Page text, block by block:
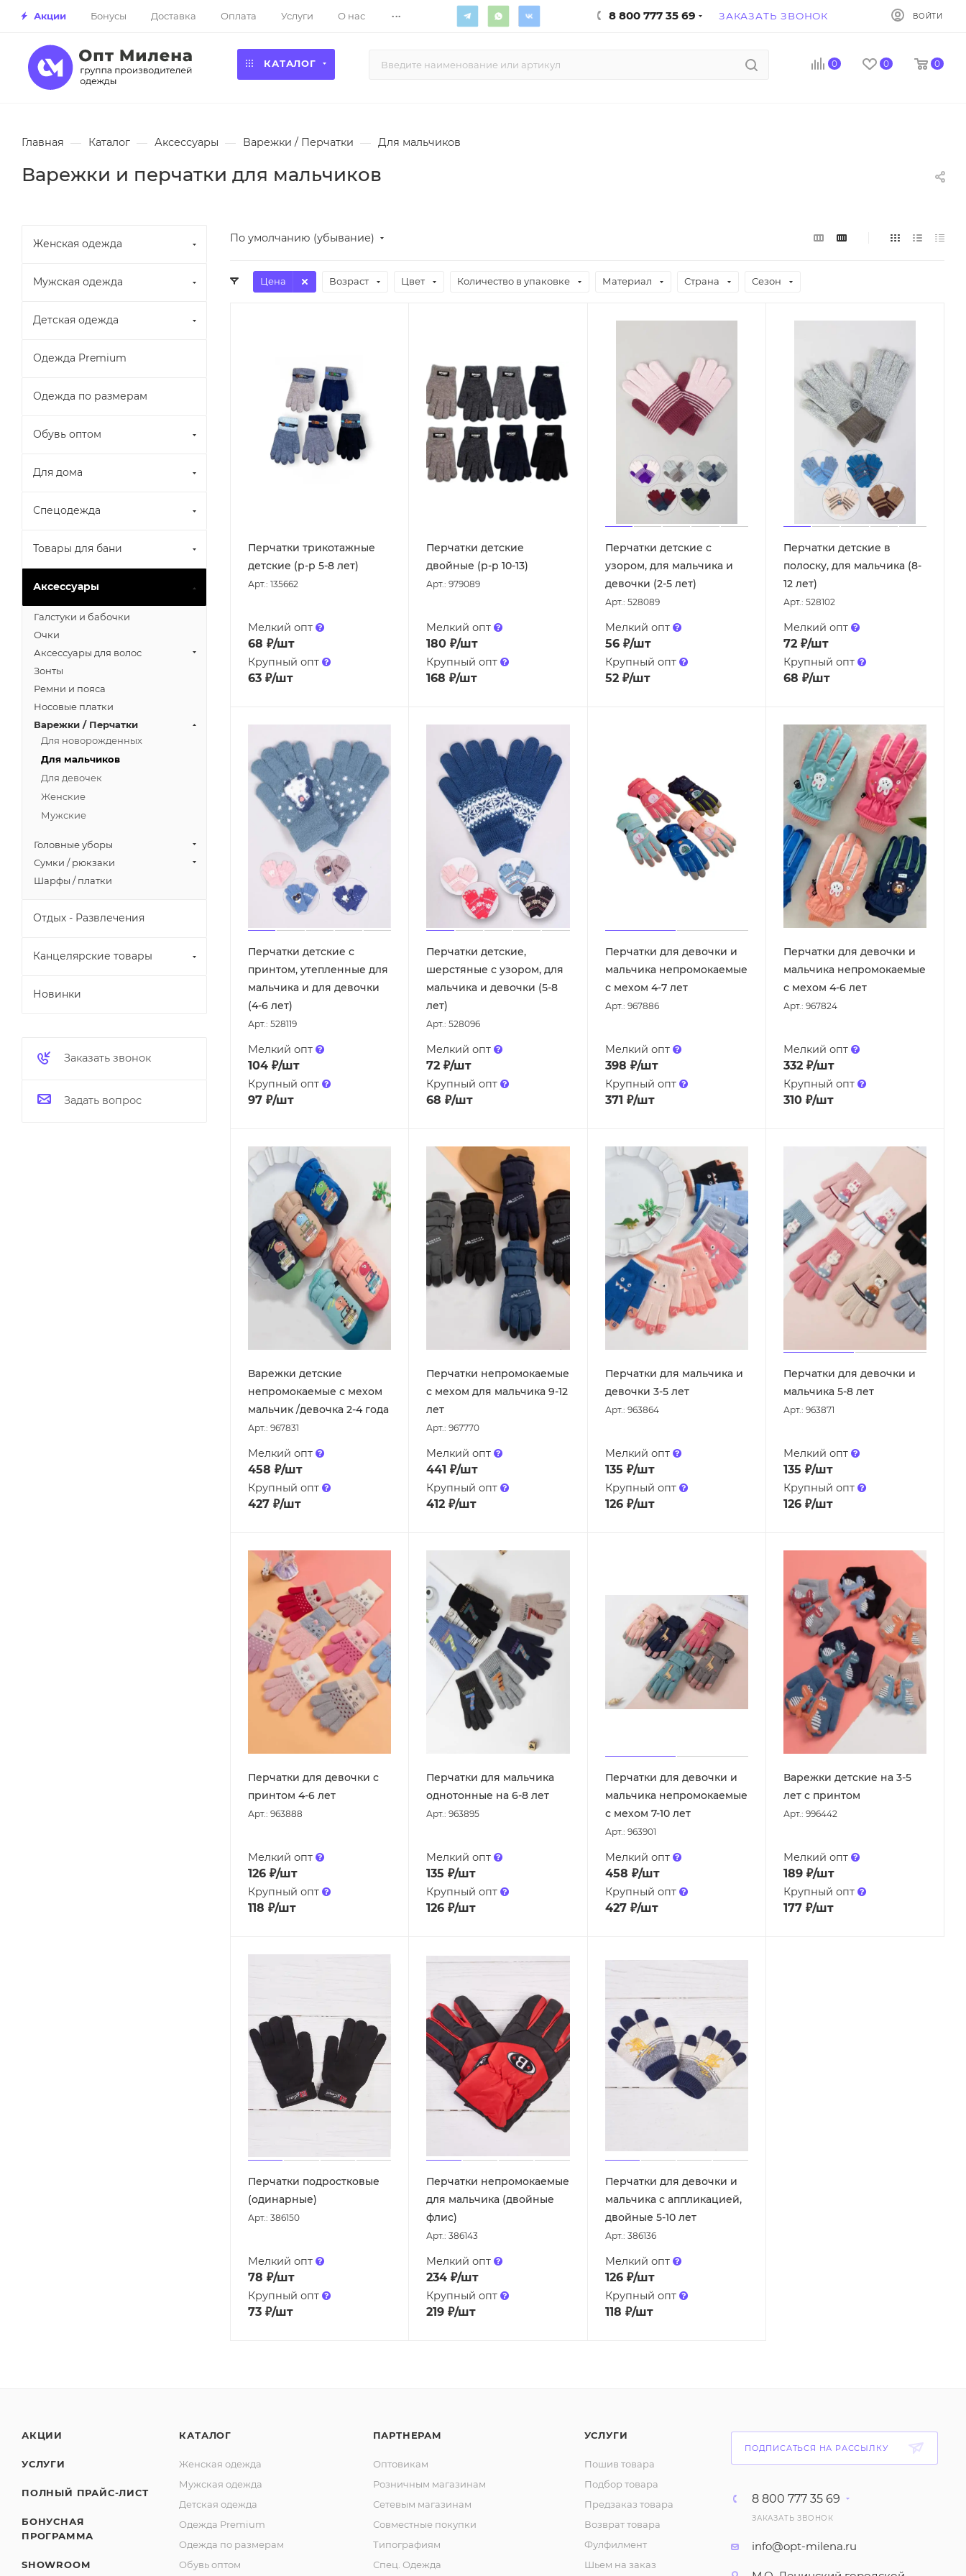
Акции Бонусы Доставка Оплата Услуги О нас ... 8 800 777 35 69 ЗАКАЗАТЬ ЗВОНОК ВОЙТИ
КАТАЛОГ 0 0 0
Главная — Каталог — Аксессуары — Варежки / Перчатки — Для мальчиков
Варежки и перчатки для мальчиков
По умолчанию (убывание)
Цена Возраст Цвет Количество в упаковке Материал Страна Сезон
Перчатки трикотажные
детские (р-р 5-8 лет)
Арт.: 135662
Мелкий опт
68 ₽/шт
Крупный опт
63 ₽/шт
Перчатки детские
двойные (р-р 10-13)
Арт.: 979089
Мелкий опт
180 ₽/шт
Крупный опт
168 ₽/шт
Перчатки детские с
узором, для мальчика и
девочки (2-5 лет)
Арт.: 528089
Мелкий опт
56₽/шт
Крупный опт
52₽/шт
Перчатки детские в
полоску, для мальчика (8-
12 лет)
Арт.: 528102
Мелкий опт
72₽/шт
Крупный опт
68 ₽/шт
Перчатки детские с
принтом, утепленные для
мальчика и для девочки
(4-6 лет)
Арт.: 528119
Мелкий опт
104 ₽/шт
Крупный опт
97 ₽/шт
Перчатки детские,
шерстяные с узором, для
мальчика и девочки (5-8
лет)
Арт.: 528096
Мелкий опт
72 ₽/шт
Крупный опт
68 ₽/шт
Перчатки для девочки и
мальчика непромокаемые
с мехом 4-7 лет
Арт.: 967886
Мелкий опт
398 ₽/шт
Крупный опт
371 ₽/шт
Перчатки для девочки и
мальчика непромокаемые
с мехом 4-6 лет
Арт.: 967824
Мелкий опт
332₽/шт
Крупный опт
310₽/шт
Варежки детские
непромокаемые с мехом
мальчик /девочка 2-4 года
Арт.: 967831
Мелкий опт
458 ₽/шт
Крупный опт
427 ₽/шт
Перчатки непромокаемые
с мехом для мальчика 9-12
лет
Арт.: 967770
Мелкий опт
441 ₽/шт
Крупный опт
412 ₽/шт
Перчатки для мальчика и
девочки 3-5 лет
Арт.: 963864
Мелкий опт
135 ₽/шт
Крупный опт
126₽/шт
Перчатки для девочки и
мальчика 5-8 лет
Арт.: 963871
Мелкий опт
135 ₽/шт
Крупный опт
126₽/шт
Перчатки для девочки с
принтом 4-6 лет
Арт.: 963888
Мелкий опт
126 ₽/шт
Крупный опт
118 ₽/шт
Перчатки для мальчика
однотонные на 6-8 лет
Арт.: 963895
Мелкий опт
135 ₽/шт
Крупный опт
126 ₽/шт
Перчатки для девочки и
мальчика непромокаемые
с мехом 7-10 лет
Арт.: 963901
Мелкий опт
458 ₽/шт
Крупный опт
427₽/шт
Варежки детские на 3-5
лет с принтом
Арт.: 996442
Мелкий опт
189₽/шт
Крупный опт
177₽/шт
Перчатки подростковые
(одинарные)
Арт.: 386150
Мелкий опт
78 ₽/шт
Крупный опт
73 ₽/шт
Перчатки непромокаемые
для мальчика (двойные
флис)
Арт.: 386143
Мелкий опт
234 ₽/шт
Крупный опт
219 ₽/шт
Перчатки для девочки и
мальчика с аппликацией,
двойные 5-10 лет
Арт.: 386136
Мелкий опт
126₽/шт
Крупный опт
118 ₽/шт
Женская одежда
Мужская одежда
Детская одежда
Одежда Premium
Одежда по размерам
Обувь оптом
Для дома
Спецодежда
Товары для бани
Аксессуары
Галстуки и бабочки
Очки
Аксессуары для волос
Зонты
Ремни и пояса
Носовые платки
Варежки / Перчатки
Для новорожденных
Для мальчиков
Для девочек
Женские
Мужские
Головные уборы
Сумки / рюкзаки
Шарфы / платки
Отдых - Развлечения
Канцелярские товары
Новинки
Заказать звонок
Задать вопрос
АКЦИИ
УСЛУГИ
ПОЛНЫЙ ПРАЙС-ЛИСТ
БОНУСНАЯ
ПРОГРАММА
SHOWROOM
КАТАЛОГ
Женская одежда
Мужская одежда
Детская одежда
Одежда Premium
Одежда по размерам
Обувь оптом
ПАРТНЕРАМ
Оптовикам
Розничным магазинам
Сетевым магазинам
Совместные покупки
Типографиям
Спец. Одежда
УСЛУГИ
Пошив товара
Подбор товара
Предзаказ товара
Возврат товара
Фулфилмент
Шьем на заказ
ПОДПИСАТЬСЯ НА РАССЫЛКУ
8 800 777 35 69
ЗАКАЗАТЬ ЗВОНОК
info@opt-milena.ru